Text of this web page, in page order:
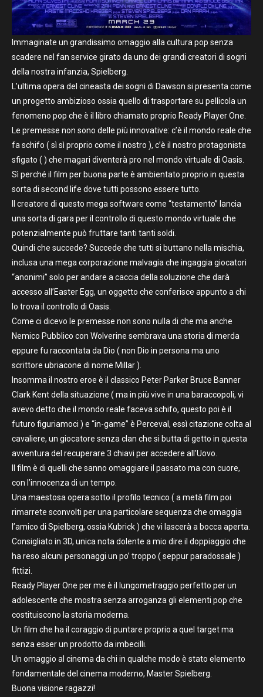
Immaginate un grandissimo omaggio alla cultura pop senza
scadere nel fan service girato da uno dei grandi creatori di sogni
della nostra infanzia, Spielberg.
L’ultima opera del cineasta dei sogni di Dawson si presenta come
un progetto ambizioso ossia quello di trasportare su pellicola un
fenomeno pop che è il libro chiamato proprio Ready Player One.
Le premesse non sono delle più innovative: c’è il mondo reale che
fa schifo ( sì sì proprio come il nostro ), c’è il nostro protagonista
sfigato ( ) che magari diventerà pro nel mondo virtuale di Oasis.
Sì perché il film per buona parte è ambientato proprio in questa
sorta di second life dove tutti possono essere tutto.
Il creatore di questo mega software come “testamento” lancia
una sorta di gara per il controllo di questo mondo virtuale che
potenzialmente può fruttare tanti tanti soldi.
Quindi che succede? Succede che tutti si buttano nella mischia,
inclusa una mega corporazione malvagia che ingaggia giocatori
“anonimi” solo per andare a caccia della soluzione che darà
accesso all’Easter Egg, un oggetto che conferisce appunto a chi
lo trova il controllo di Oasis.
Come ci dicevo le premesse non sono nulla di che ma anche
Nemico Pubblico con Wolverine sembrava una storia di merda
eppure fu raccontata da Dio ( non Dio in persona ma uno
scrittore ubriacone di nome Millar ).
Insomma il nostro eroe è il classico Peter Parker Bruce Banner
Clark Kent della situazione ( ma in più vive in una baraccopoli, vi
avevo detto che il mondo reale faceva schifo, questo poi è il
futuro figuriamoci ) e “in-game” è Perceval, essì citazione colta al
cavaliere, un giocatore senza clan che si butta di getto in questa
avventura del recuperare 3 chiavi per accedere all’Uovo.
Il film è di quelli che sanno omaggiare il passato ma con cuore,
con l’innocenza di un tempo.
Una maestosa opera sotto il profilo tecnico ( a metà film poi
rimarrete sconvolti per una particolare sequenza che omaggia
l’amico di Spielberg, ossia Kubrick ) che vi lascerà a bocca aperta.
Consigliato in 3D, unica nota dolente a mio dire il doppiaggio che
ha reso alcuni personaggi un po’ troppo ( seppur paradossale )
fittizi.
Ready Player One per me è il lungometraggio perfetto per un
adolescente che mostra senza arroganza gli elementi pop che
costituiscono la storia moderna.
Un film che ha il coraggio di puntare proprio a quel target ma
senza esser un prodotto da imbecilli.
Un omaggio al cinema da chi in qualche modo è stato elemento
fondamentale del cinema moderno, Master Spielberg.
Buona visione ragazzi!